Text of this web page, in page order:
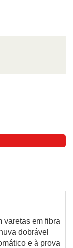
varetas em fibra
dobrável
e à prova